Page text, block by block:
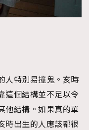
FigaroAesthetic
人特別易撞鬼。亥時
這個結構並不足以令
他結構。如果真的單
時出生的人應該都很